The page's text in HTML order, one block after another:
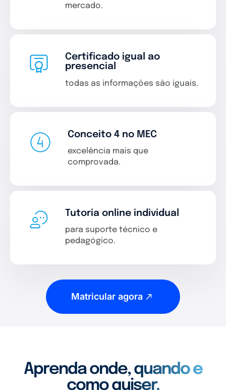
mercado.
Certificado igual ao
presencial
todas as informações são iguais.
Conceito 4 no MEC
excelência mais que
comprovada.
Tutoria online individual
para suporte técnico e
pedagógico.
Matricular agora
Aprenda onde, quando e
como quiser.